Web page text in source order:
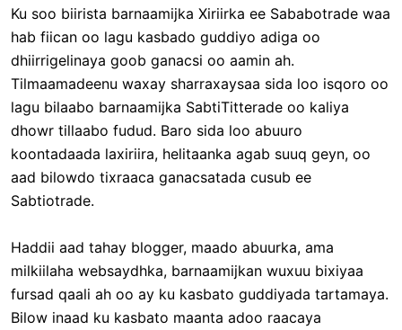
Ku soo biirista barnaamijka Xiriirka ee Sababotrade waa
hab fiican oo lagu kasbado guddiyo adiga oo
dhiirrigelinaya goob ganacsi oo aamin ah.
Tilmaamadeenu waxay sharraxaysaa sida loo isqoro oo
lagu bilaabo barnaamijka SabtiTitterade oo kaliya
dhowr tillaabo fudud. Baro sida loo abuuro
koontadaada laxiriira, helitaanka agab suuq geyn, oo
aad bilowdo tixraaca ganacsatada cusub ee
Sabtiotrade.
Haddii aad tahay blogger, maado abuurka, ama
milkiilaha websaydhka, barnaamijkan wuxuu bixiyaa
fursad qaali ah oo ay ku kasbato guddiyada tartamaya.
Bilow inaad ku kasbato maanta adoo raacaya